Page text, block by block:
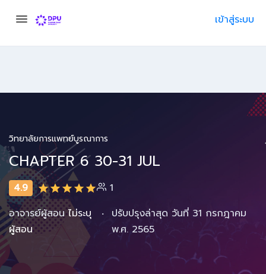
เข้าสู่ระบบ
วิทยาลัยการแพทย์บูรณาการ
CHAPTER 6 30-31 JUL
4.9
1
อาจารย์ผู้สอนไม่ระบุ
ผู้สอน
· ปรับปรุงล่าสุด วันที่ 31 กรกฎาคม
พ.ศ. 2565